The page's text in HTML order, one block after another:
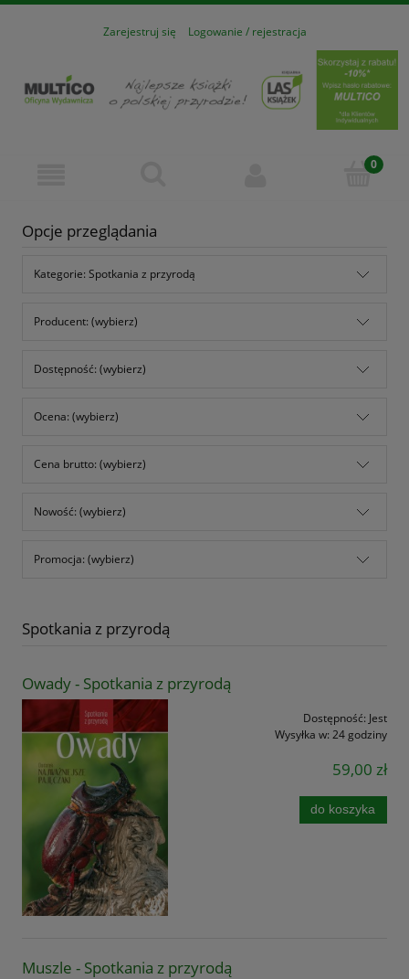
Zarejestruj się Logowanie / rejestracja
Opcje przeglądania
Kategorie: Spotkania z przyrodą
Producent: (wybierz)
Dostępność: (wybierz)
Ocena: (wybierz)
Cena brutto: (wybierz)
Nowość: (wybierz)
Promocja: (wybierz)
Spotkania z przyrodą
Owady - Spotkania z przyrodą
Dostępność: Jest
Wysyłka w: 24 godziny
59,00 zł
do koszyka
Muszle - Spotkania z przyrodą